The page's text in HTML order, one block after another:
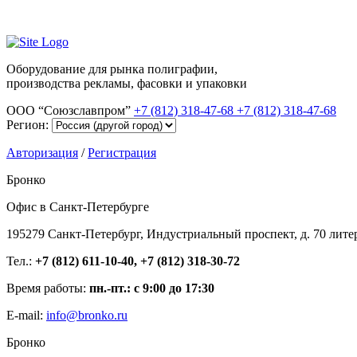
Оборудование для рынка полиграфии,
производства рекламы, фасовки и упаковки
ООО “Союзславпром” +7 (812) 318-47-68 +7 (812) 318-47-68
Регион:
Авторизация /Регистрация
Бронко
Офис в Санкт-Петербурге
195279 Санкт-Петербург, Индустриальный проспект, д. 70
Тел.: +7 (812) 611-10-40, +7 (812) 318-30-72
Время работы: пн.-пт.: с 9:00 до 17:30
E-mail: info@bronko.ru
Бронко